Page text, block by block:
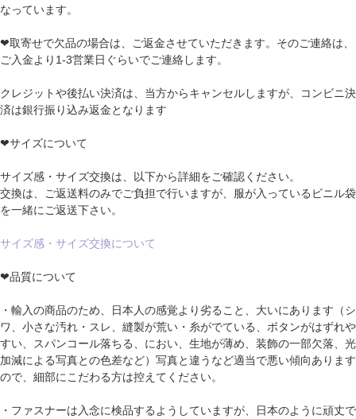
なっています。
❤取寄せで欠品の場合は、ご返金させていただきます。そのご連絡は、
ご入金より1-3営業日ぐらいでご連絡します。
クレジットや後払い決済は、当方からキャンセルしますが、コンビニ決
済は銀行振り込み返金となります
❤サイズについて
サイズ感・サイズ交換は、以下から詳細をご確認ください。
交換は、ご返送料のみでご負担で行いますが、服が入っているビニル袋
を一緒にご返送下さい。
サイズ感・サイズ交換について
❤品質について
・輸入の商品のため、日本人の感覚より劣ること、大いにあります（シ
ワ、小さな汚れ・スレ、縫製が荒い・糸がでている、ボタンがはずれや
すい、スパンコール落ちる、におい、生地が薄め、装飾の一部欠落、光
加減による写真との色差など）写真と違うなど適当で悪い傾向あります
ので、細部にこだわる方は控えてください。
・ファスナーは入念に検品するようしていますが、日本のように頑丈で